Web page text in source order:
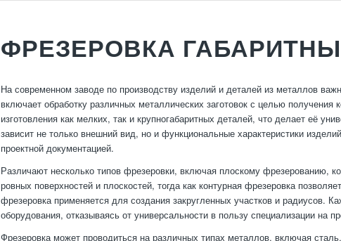
ФРЕЗЕРОВКА
На современном заводе по производству изделий и деталей из металлов
включает обработку различных металлических заготовок с целью
изготовления как мелких, так и крупногабаритных деталей, что делает её
зависит не только внешний вид, но и функциональные характеристики
проектной документацией.
Различают несколько типов фрезеровки, включая плоскому фрезерованию,
ровных поверхностей и плоскостей, тогда как контурная фрезеровка
фрезеровка применяется для создания закругленных участков и радиусов.
оборудования, отказываясь от универсальности в пользу специализации на
Фрезеровка может проводиться на различных типах металлов, включая